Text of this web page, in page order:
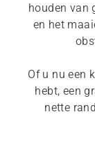
houden van
en het
Of u nu een
hebt, een
nette